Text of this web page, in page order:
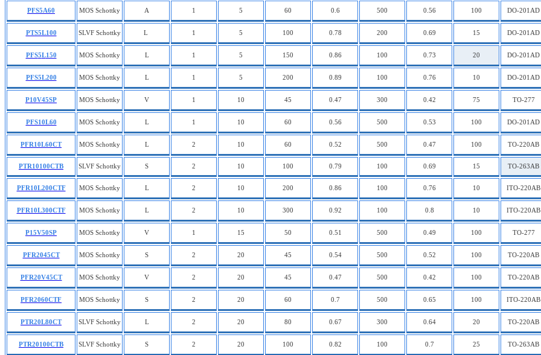
PFS5A60 MOS Schottky A 1 5 60 0.6 500 0.56 100 DO-201AD
PTS5L100 SLVF Schottky L 1 5 100 0.78 200 0.69 15 DO-201AD
PFS5L150 MOS Schottky L 1 5 150 0.86 100 0.73 20 DO-201AD
PFS5L200 MOS Schottky L 1 5 200 0.89 100 0.76 10 DO-201AD
P10V45SP MOS Schottky V 1 10 45 0.47 300 0.42 75 TO-277
PFS10L60 MOS Schottky L 1 10 60 0.56 500 0.53 100 DO-201AD
PFR10L60CT MOS Schottky L 2 10 60 0.52 500 0.47 100 TO-220AB
PTR10100CTB SLVF Schottky S 2 10 100 0.79 100 0.69 15 TO-263AB
PFR10L200CTF MOS Schottky L 2 10 200 0.86 100 0.76 10 ITO-220AB
PFR10L300CTF MOS Schottky L 2 10 300 0.92 100 0.8 10 ITO-220AB
P15V50SP MOS Schottky V 1 15 50 0.51 500 0.49 100 TO-277
PFR2045CT MOS Schottky S 2 20 45 0.54 500 0.52 100 TO-220AB
PFR20V45CT MOS Schottky V 2 20 45 0.47 500 0.42 100 TO-220AB
PFR2060CTF MOS Schottky S 2 20 60 0.7 500 0.65 100 ITO-220AB
PTR20L80CT SLVF Schottky L 2 20 80 0.67 300 0.64 20 TO-220AB
PTR20100CTB SLVF Schottky S 2 20 100 0.82 100 0.7 25 TO-263AB